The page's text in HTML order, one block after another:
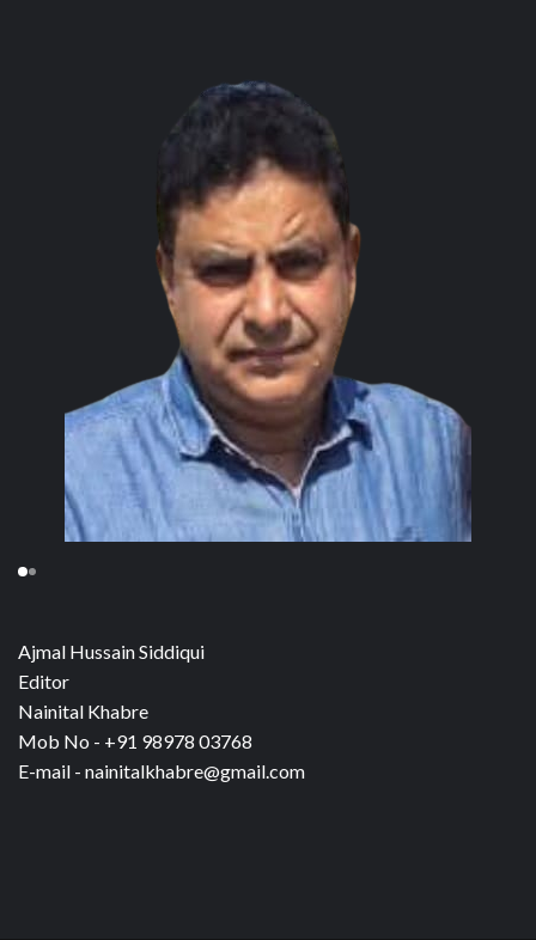
Ajmal Hussain Siddiqui
Editor
Nainital Khabre
Mob No - +91 98978 03768
E-mail - nainitalkhabre@gmail.com